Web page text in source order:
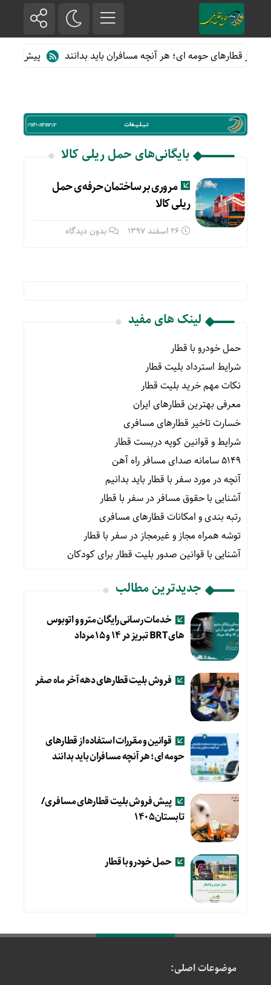
از قطارهای حومه ای؛ هر آنچه مسافران باید بدانند پیش فروش
بایگانی‌های حمل ریلی کالا
مروری بر ساختمان حرفه ی حمل
ریلی کالا
26 اسفند 1397 بدون دیدگاه
لینک های مفید
حمل خودرو با قطار
شرایط استرداد بلیت قطار
نکات مهم خرید بلیت قطار
معرفی بهترین قطارهای ایران
خسارت تاخیر قطارهای مسافری
شرایط و قوانین کوپه دربست قطار
۵۱۴۹ سامانه صدای مسافر راه آهن
آنچه در مورد سفر با قطار باید بدانیم
آشنایی با حقوق مسافر در سفر با قطار
رتبه بندی و امکانات قطارهای مسافری
توشه همراه مجاز و غیرمجاز در سفر با قطار
آشنایی با قوانین صدور بلیت قطار برای کودکان
جدیدترین مطالب
خدمات رسانی رایگان مترو و اتوبوس
های BRT تبریز در ۱۴ و ۱۵ مرداد
فروش بلیت قطارهای دهه آخر ماه صفر
قوانین و مقررات استفاده از قطارهای
حومه ای؛ هر آنچه مسافران باید بدانند
پیش فروش بلیت قطارهای مسافری/
تابستان۱۴۰۵
حمل خودرو با قطار
موضوعات اصلی: